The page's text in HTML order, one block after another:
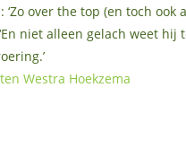
‘Zo over the top (en toch
niet alleen gelach weet
Westra Hoekzema